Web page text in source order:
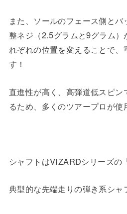
また、ソールのフェース側と
整ネジ（2.5グラムと9グラム
れぞれの位置を変えることで、
す！
直進性が高く、高弾道低スピ
るため、多くのツアープロが使
シャフトはVIZARDシリーズの
典型的な先端走りの弾き系シャ